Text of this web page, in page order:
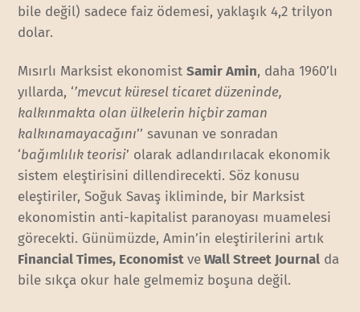
bile değil) sadece faiz ödemesi, yaklaşık 4,2 trilyon
dolar.
Mısırlı Marksist ekonomistSamir Amin, daha 1960’lı
yıllarda, ‘’mevcut küresel ticaret düzeninde,
kalkınmakta olan ülkelerin hiçbir zaman
kalkınamayacağını’’ savunan ve sonradan
‘bağımlılık teorisi’ olarak adlandırılacak ekonomik
sistem eleştirisini dillendirecekti. Söz konusu
eleştiriler, Soğuk Savaş ikliminde, bir Marksist
ekonomistin anti-kapitalist paranoyası muamelesi
görecekti. Günümüzde, Amin’in eleştirilerini artık
Financial Times, EconomistveWall Street Journal da
bile sıkça okur hale gelmemiz boşuna değil.